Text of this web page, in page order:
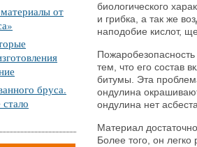
от
бруса.
биологического
и грибка, а так же
наподобие кислот,
тем, что его состав
битумы. Эта
ондулина
ондулина нет
Материал
Более того, он